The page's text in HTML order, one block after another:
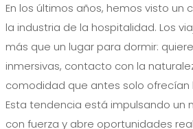
En los últimos años, hemos visto un
la industria de la hospitalidad. Los
más que un lugar para dormir:
inmersivas, contacto con la
comodidad que antes solo ofrecían
Esta tendencia está impulsando un
con fuerza y abre oportunidades